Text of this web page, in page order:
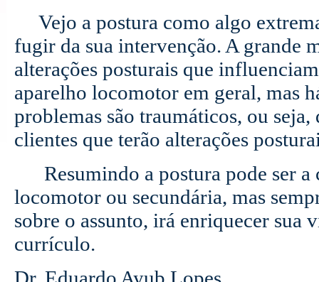
Vejo a postura como algo
fugir da sua intervenção. A grande
alterações posturais que
aparelho locomotor em geral, mas
problemas são traumáticos, ou seja,
clientes que terão alterações
Resumindo a postura pode ser a
locomotor ou secundária, mas
sobre o assunto, irá enriquecer sua
currículo.
Dr. Eduardo Ayub Lopes.